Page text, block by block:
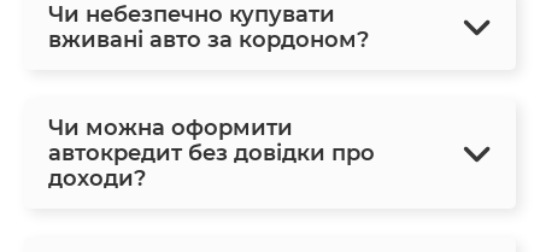
Чи небезпечно купувати
вживані авто за кордоном?
Чи можна оформити
автокредит без довідки про
доходи?